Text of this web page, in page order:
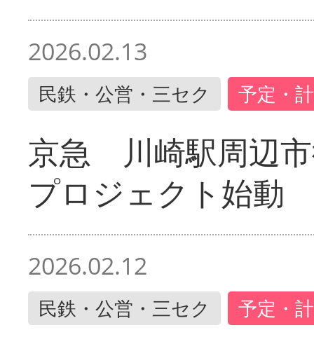
2026.02.13
民鉄・公営・三セク 予定・
京急 川崎駅周辺
プロジェクト始動
2026.02.12
民鉄・公営・三セク 予定・